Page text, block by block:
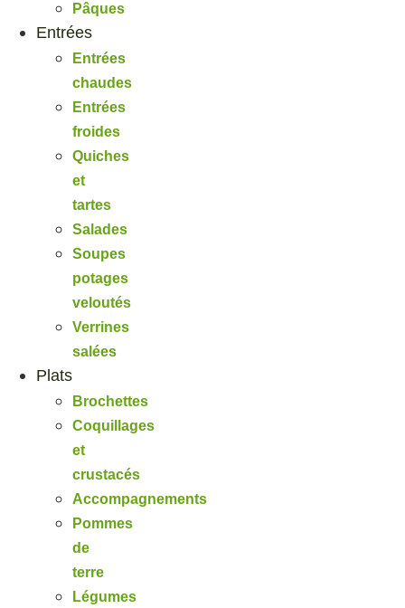
Pâques
Entrées
Entrées
chaudes
Entrées
froides
Quiches
et
tartes
Salades
Soupes
potages
veloutés
Verrines
salées
Plats
Brochettes
Coquillages
et
crustacés
Accompagnements
Pommes
de
terre
Légumes